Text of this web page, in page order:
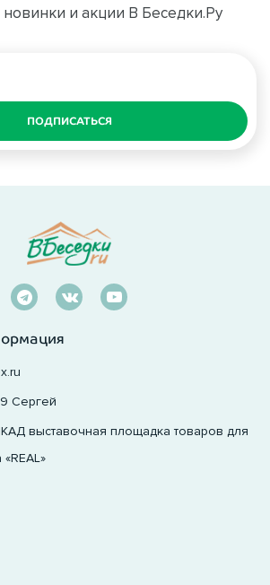
новинки и акции В Беседки.Ру
ПОДПИСАТЬСЯ
Сергей
выставочная площадка товаров для